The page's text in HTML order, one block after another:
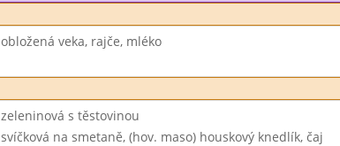
obložená veka, rajče, mléko
zeleninová s těstovinou
svíčková na smetaně, (hov. maso) houskový knedlík, čaj